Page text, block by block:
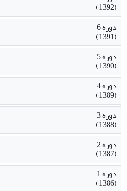
(1392)
دوره 6
(1391)
دوره 5
(1390)
دوره 4
(1389)
دوره 3
(1388)
دوره 2
(1387)
دوره 1
(1386)